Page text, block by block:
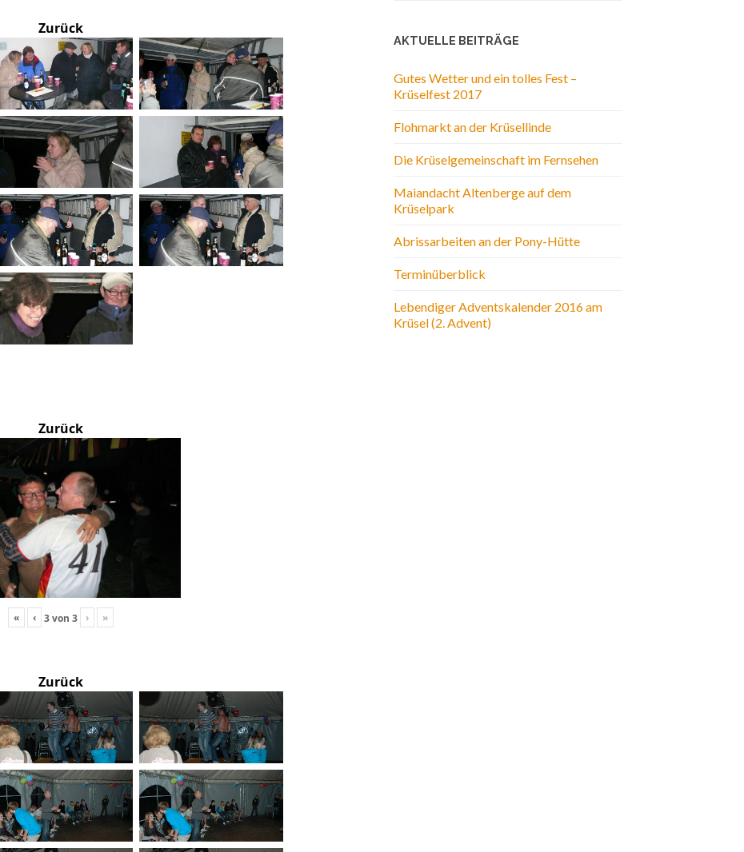
Zurück
Zurück
« ‹ 3von 3 › »
Zurück
AKTUELLE BEITRÄGE
Gutes Wetter und ein tolles Fest –
Krüselfest 2017
Flohmarkt an der Krüsellinde
Die Krüselgemeinschaft im Fernsehen
Maiandacht Altenberge auf dem
Krüselpark
Abrissarbeiten an der Pony-Hütte
Terminüberblick
Lebendiger Adventskalender 2016 am
Krüsel (2. Advent)